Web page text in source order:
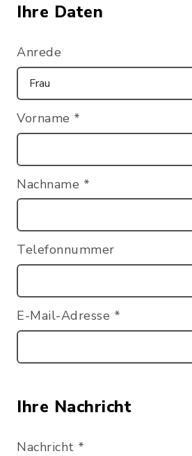
Ihre Daten
Anrede
Vorname *
Nachname *
Telefonnummer
E-Mail-Adresse *
Ihre Nachricht
Nachricht *